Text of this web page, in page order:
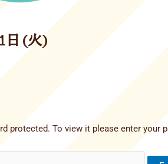
日(火)
protected. To view it please enter your